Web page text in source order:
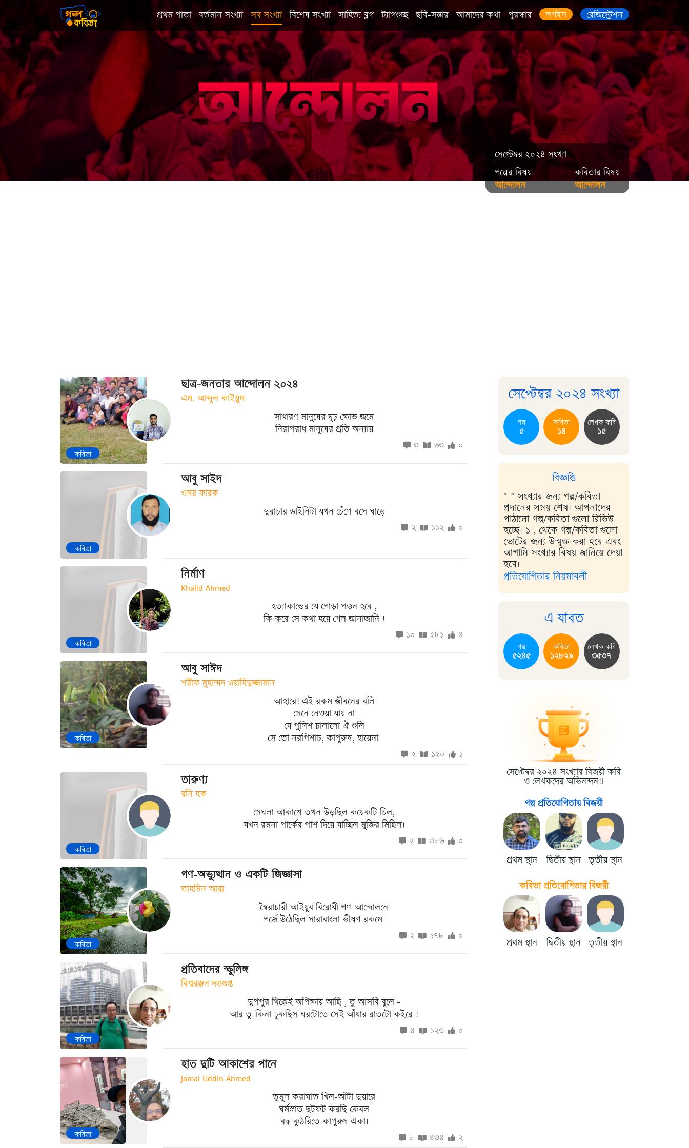
প্রথম পাতা বর্তমান সংখ্যা সব সংখ্যা বিশেষ সংখ্যা সাহিত্য ব্লগ ট্যাগগুচ্ছ ছবি-সম্ভার আমাদের কথা পুরস্কার লগইন রেজিস্ট্রেশন
সেপ্টেম্বর ২০২৪ সংখ্যা
গল্পের বিষয়
আন্দোলন
কবিতার বিষয়
আন্দোলন
কবিতা
ছাত্র-জনতার আন্দোলন ২০২৪
এম. আব্দুল কাইয়ুম
সাধারণ মানুষের দৃঢ় ক্ষোভ জমে
নিরাপরাধ মানুষের প্রতি অন্যায়
৩ ৬৩ ০
কবিতা
আবু সাইদ
ওমর ফারক
দুরাচার ডাইনিটা যখন চেঁপে বসে ঘাড়ে
২ ১১২ ০
কবিতা
নির্মাণ
Khalid Ahmed
হত্যাকান্ডের যে গোড়া পত্তন হবে ,
কি করে সে কথা হয়ে গেল জানাজানি !
১০ ৫৮১ ৪
কবিতা
আবু সাঈদ
শরীফ মুহাম্মদ ওয়াহিদুজ্জামান
আহারে! এই রকম জীবনের বলি
মেনে নেওয়া যায় না
যে পুলিশ চালালো ঐ গুলি
সে তো নরপিশাচ, কাপুরুষ, হায়েনা।
২ ১৫০ ১
কবিতা
তারুণ্য
রনি হক
মেঘলা আকাশে তখন উড়ছিল কয়েকটি চিল,
যখন রমনা পার্কের পাশ দিয়ে যাচ্ছিল মুক্তির মিছিল।
২ ৩৮৬ ০
কবিতা
গণ-অভ্যুত্থান ও একটি জিজ্ঞাসা
তাহমিন আরা
স্বৈরাচারী আইয়ুব বিরোধী গণ-আন্দোলনে
গর্জে উঠেছিল সারাবাংলা ভীষণ রকমে।
২ ১৭৮ ০
কবিতা
প্রতিবাদের স্ফুলিঙ্গ
বিশ্বরঞ্জন দত্তগুপ্ত
দুপপুর থিক্কেই অপিক্ষায় আছি , তু আসবি বুলে -
আর তু-কিনা ঢুকছিস ঘরটোতে সেই আঁধার রাতটো কইরে !
৪ ১২৩ ০
কবিতা
হাত দুটি আকাশের পানে
Jamal Uddin Ahmed
তুমুল করাঘাত খিল-আঁটা দুয়ারে
ঘর্মস্নাত ছটফট করছি কেবল
বদ্ধ কুঠরিতে কাপুরুষ একা।
৮ ৪৩৪ ২
সেপ্টেম্বর ২০২৪ সংখ্যা
গল্প
৫
কবিতা
১৪
লেখক কবি
১৫
বিজ্ঞপ্তি
“ ” সংখ্যার জন্য গল্প/কবিতা
প্রদানের সময় শেষ। আপনাদের
পাঠানো গল্প/কবিতা গুলো রিভিউ
হচ্ছে। ১ , থেকে গল্প/কবিতা গুলো
ভোটের জন্য উন্মুক্ত করা হবে এবং
আগামি সংখ্যার বিষয় জানিয়ে দেয়া
হবে।
প্রতিযোগিতার নিয়মাবলী
এ যাবত
গল্প
৫২৪৫
কবিতা
১২৮২৯
লেখক কবি
৩৫৩৭
সেপ্টেম্বর ২০২৪ সংখ্যার বিজয়ী কবি
ও লেখকদের অভিনন্দন!i
গল্প প্রতিযোগিতায় বিজয়ী
প্রথম স্থান দ্বিতীয় স্থান তৃতীয় স্থান
কবিতা প্রতিযোগিতায় বিজয়ী
প্রথম স্থান দ্বিতীয় স্থান তৃতীয় স্থান